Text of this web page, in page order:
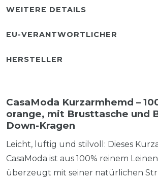
WEITERE DETAILS
EU-VERANTWORTLICHER
HERSTELLER
CasaModa Kurzarmhemd –
orange, mit Brusttasche und
Down-Kragen
Leicht, luftig und stilvoll: Dieses
CasaModa ist aus 100% reinem
überzeugt mit seiner natürlichen